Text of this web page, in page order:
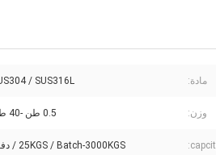
مادة: / SUS316L
وزن: 0.5 طن -40 طن
25KGS / Batch-3000KGS / دفعة